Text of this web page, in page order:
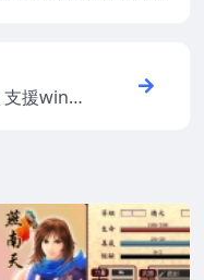
支援win1